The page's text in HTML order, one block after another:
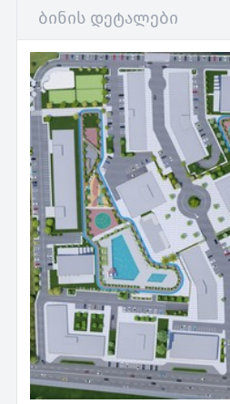
ბინის დეტალები